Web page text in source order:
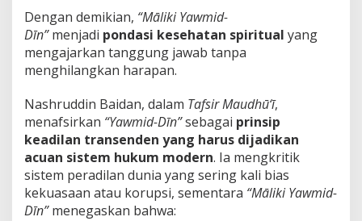
Dengan demikian, “Māliki Yawmid-
Dīn”menjadi pondasi kesehatan spiritual yang
mengajarkan tanggung jawab tanpa
menghilangkan harapan.
Nashruddin Baidan, dalam Tafsir Maudhū‘ī,
menafsirkan “Yawmid-Dīn”sebagai prinsip
keadilan transenden yang harus dijadikan
acuan sistem hukum modern. Ia mengkritik
sistem peradilan dunia yang sering kali bias
kekuasaan atau korupsi, sementara “Māliki Yawmid-
Dīn”menegaskan bahwa: